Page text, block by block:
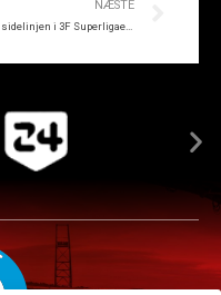
NÆSTE
Kø på sidelinjen i 3F Superligaens genstart